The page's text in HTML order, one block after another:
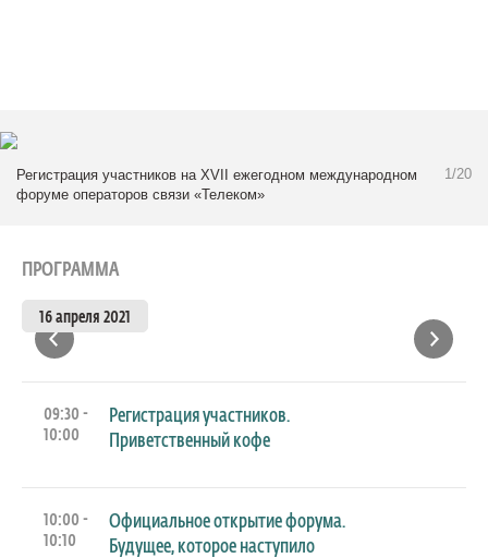
Регистрация участников на XVII ежегодном международном
форуме операторов связи «Телеком»
1/20
ПРОГРАММА
16 апреля 2021
09:30 -
10:00
Регистрация участников.
Приветственный кофе
10:00 -
10:10
Официальное открытие форума.
Будущее, которое наступило